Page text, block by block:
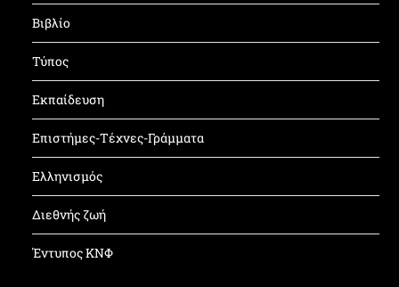
Βιβλίο
Τύπος
Εκπαίδευση
Επιστήμες-Τέχνες-Γράμματα
Ελληνισμός
Διεθνής ζωή
Έντυπος ΚΝΦ